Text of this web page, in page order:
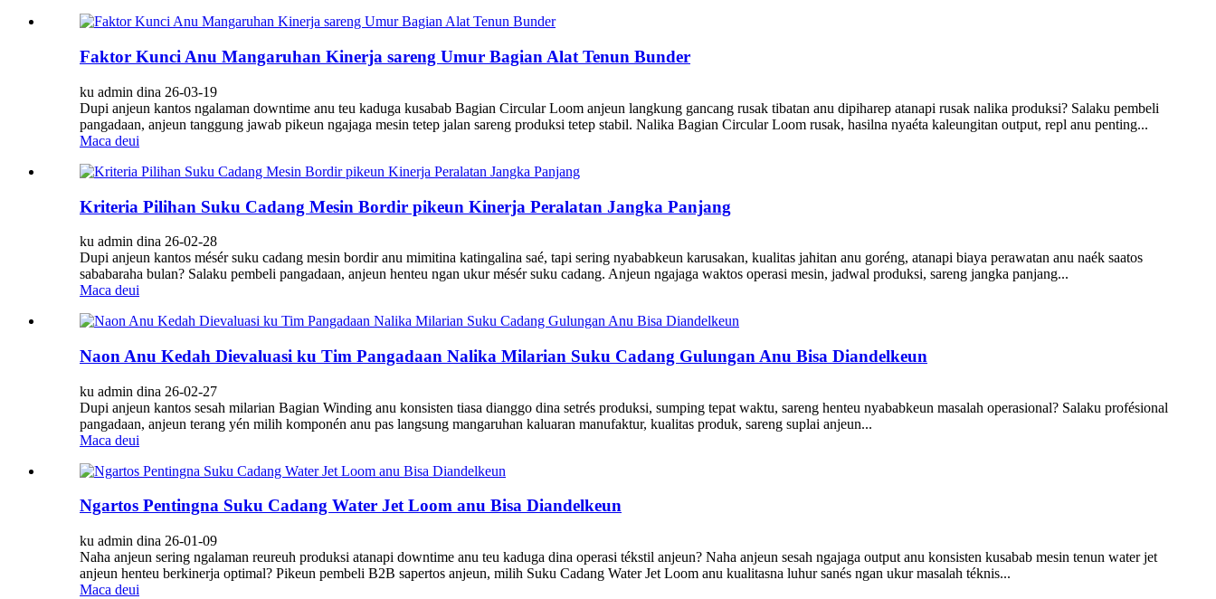
Faktor Kunci Anu Mangaruhan Kinerja sareng Umur Bagian Alat Tenun Bunder
ku admin dina 26-03-19
Dupi anjeun kantos ngalaman downtime anu teu kaduga kusabab Bagian Circular Loom anjeun langkung gancang rusak tibatan anu dipiharep atanapi rusak nalika produksi? Salaku pembeli
pangadaan, anjeun tanggung jawab pikeun ngajaga mesin tetep jalan sareng produksi tetep stabil. Nalika Bagian Circular Loom rusak, hasilna nyaéta kaleungitan output, repl anu penting...
Maca deui
Kriteria Pilihan Suku Cadang Mesin Bordir pikeun Kinerja Peralatan Jangka Panjang
ku admin dina 26-02-28
Dupi anjeun kantos mésér suku cadang mesin bordir anu mimitina katingalina saé, tapi sering nyababkeun karusakan, kualitas jahitan anu goréng, atanapi biaya perawatan anu naék saatos
sababaraha bulan? Salaku pembeli pangadaan, anjeun henteu ngan ukur mésér suku cadang. Anjeun ngajaga waktos operasi mesin, jadwal produksi, sareng jangka panjang...
Maca deui
Naon Anu Kedah Dievaluasi ku Tim Pangadaan Nalika Milarian Suku Cadang Gulungan Anu Bisa Diandelkeun
ku admin dina 26-02-27
Dupi anjeun kantos sesah milarian Bagian Winding anu konsisten tiasa dianggo dina setrés produksi, sumping tepat waktu, sareng henteu nyababkeun masalah operasional? Salaku profésional
pangadaan, anjeun terang yén milih komponén anu pas langsung mangaruhan kaluaran manufaktur, kualitas produk, sareng suplai anjeun...
Maca deui
Ngartos Pentingna Suku Cadang Water Jet Loom anu Bisa Diandelkeun
ku admin dina 26-01-09
Naha anjeun sering ngalaman reureuh produksi atanapi downtime anu teu kaduga dina operasi tékstil anjeun? Naha anjeun sesah ngajaga output anu konsisten kusabab mesin tenun water jet
anjeun henteu berkinerja optimal? Pikeun pembeli B2B sapertos anjeun, milih Suku Cadang Water Jet Loom anu kualitasna luhur sanés ngan ukur masalah téknis...
Maca deui